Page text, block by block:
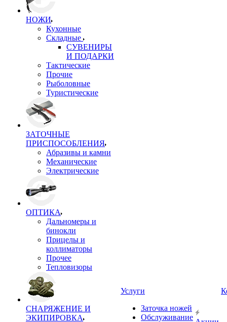
НОЖИ
Кухонные
Складные
СУВЕНИРЫ
И ПОДАРКИ
Тактические
Прочие
Рыболовные
Туристические
ЗАТОЧНЫЕ
ПРИСПОСОБЛЕНИЯ
Абразивы и камни
Механические
Электрические
ОПТИКА
Дальномеры и
бинокли
Прицелы и
коллиматоры
Прочее
Тепловизоры
СНАРЯЖЕНИЕ И
ЭКИПИРОВКА
Услуги
Заточка ножей
Обслуживание